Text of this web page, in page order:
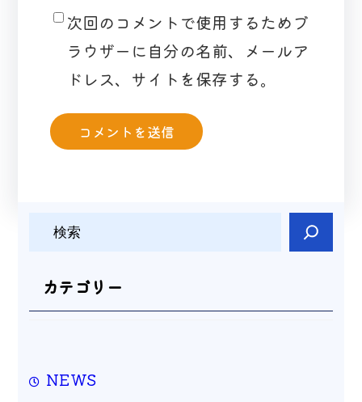
次回のコメントで使用するためブ
ラウザーに自分の名前、メールア
ドレス、サイトを保存する。
カテゴリー
NEWS